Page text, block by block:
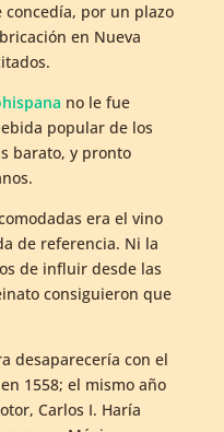
concedía, por un plazo
en Nueva
no le fue
popular de los
barato, y pronto
era el vino
de referencia. Ni la
de influir desde las
consiguieron que
desaparecería con el
1558; el mismo año
Carlos I. Haría